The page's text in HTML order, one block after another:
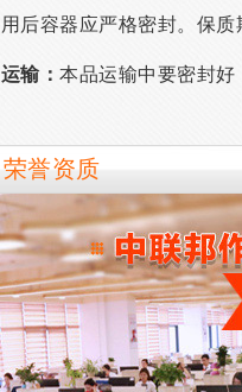
用后容器应严格密封。保质
运输： 本品运输中要密封好
荣誉资质